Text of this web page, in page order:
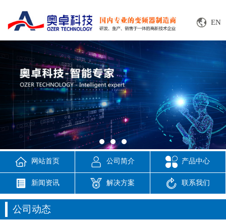
EN
网站首页 公司简介 产品中心
新闻资讯 解决方案 联系我们
公司动态